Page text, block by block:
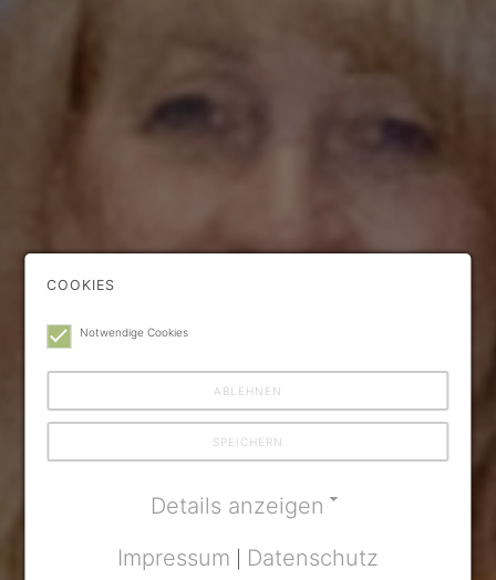
COOKIES
Notwendige Cookies
ABLEHNEN
SPEICHERN
Details anzeigen
Impressum
Datenschutz